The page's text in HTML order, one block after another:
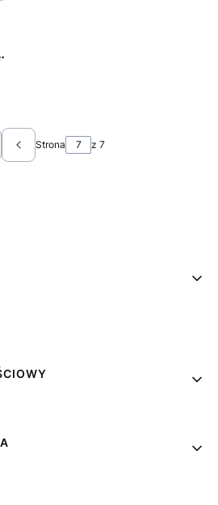
do pierwszej strony z produktami
Strona z 7